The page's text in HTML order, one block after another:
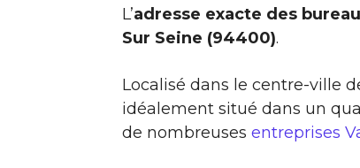
L’adresse exacte des
Sur Seine (94400).
Localisé dans le centre-ville
idéalement situé dans un
de nombreuses entreprises